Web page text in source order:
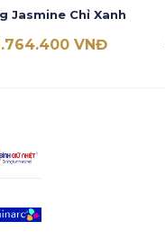
Jasmine Chỉ Xanh
VNĐGiá